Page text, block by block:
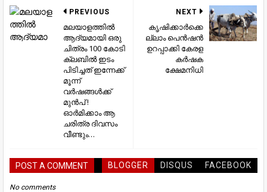
NEXT
കൃഷിക്കാർക്കെ
ല്ലാം പെൻഷൻ
ഉറപ്പാക്കി കേരള
കർഷക
ക്ഷേമനിധി
PREVIOUS
മലയാളത്തിൽ
ആദ്യമായി ഒരു
ചിത്രം 100 കോടി
ക്ലബിൽ ഇടം
പിടിച്ചത് ഇന്നേക്ക്
മൂന്ന്
വർഷങ്ങൾക്ക്
മുൻപ് !
ഓർമിക്കാം ആ
ചരിത്ര ദിവസം
വീണ്ടും…
POST A COMMENT BLOGGER DISQUS FACEBOOK
No comments